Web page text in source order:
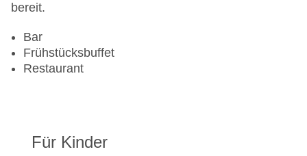
bereit.
Bar
Frühstücksbuffet
Restaurant
Für Kinder